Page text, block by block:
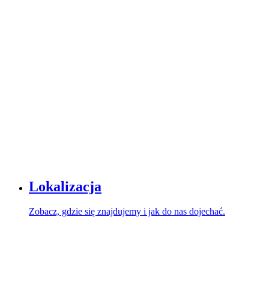
Lokalizacja
Zobacz, gdzie się znajdujemy i jak do nas dojechać.